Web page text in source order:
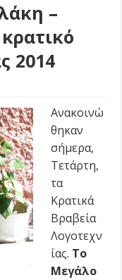
–
2014
Ανακοινώ
θηκαν
σήμερα,
Τετάρτη,
τα
Κρατικά
Βραβεία
Λογοτεχν
ίας. Το
Μεγάλο